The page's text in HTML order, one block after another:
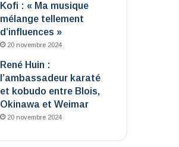
Kofi : « Ma musique
mélange tellement
d’influences »
20 novembre 2024
René Huin :
l’ambassadeur karaté
et kobudo entre Blois,
Okinawa et Weimar
20 novembre 2024